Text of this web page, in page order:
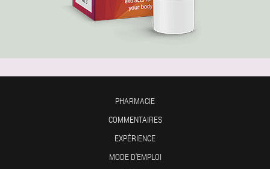
PHARMACIE
COMMENTAIRES
EXPÉRIENCE
MODE D'EMPLOI